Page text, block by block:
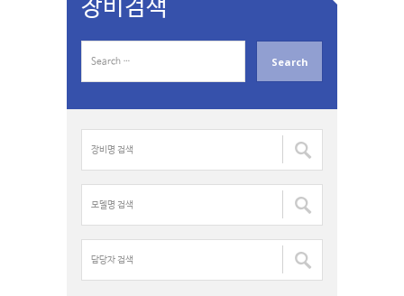
장비검색
a
명
색
:
델
명
:자